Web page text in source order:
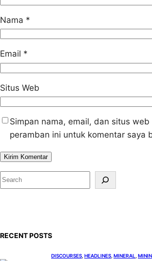
Nama *
Email *
Situs Web
Simpan nama, email, dan situs web
peramban ini untuk komentar saya
S
e
RECENT POSTS
DISCOURSES HEADLINES MINERAL